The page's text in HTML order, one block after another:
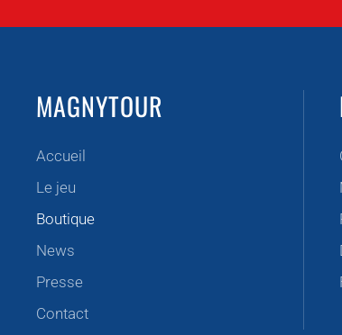
MAGNYTOUR
Accueil
Le jeu
Boutique
News
Presse
Contact